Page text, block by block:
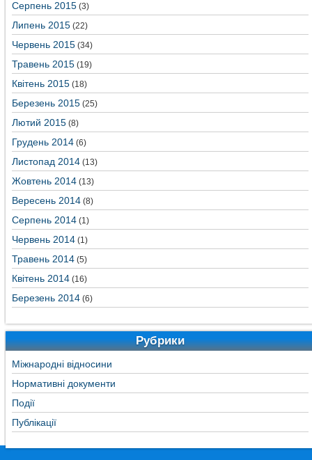
Серпень 2015 (3)
Липень 2015 (22)
Червень 2015 (34)
Травень 2015 (19)
Квітень 2015 (18)
Березень 2015 (25)
Лютий 2015 (8)
Грудень 2014 (6)
Листопад 2014 (13)
Жовтень 2014 (13)
Вересень 2014 (8)
Серпень 2014 (1)
Червень 2014 (1)
Травень 2014 (5)
Квітень 2014 (16)
Березень 2014 (6)
Рубрики
Міжнародні відносини
Нормативні документи
Події
Публікації